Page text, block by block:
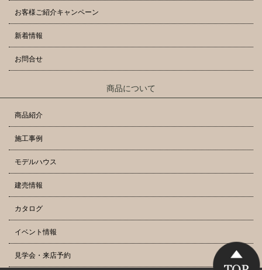
お客様ご紹介キャンペーン
新着情報
お問合せ
商品について
商品紹介
施工事例
モデルハウス
建売情報
カタログ
イベント情報
見学会・来店予約